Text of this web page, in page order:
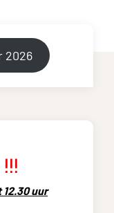
2026
12.30 uur